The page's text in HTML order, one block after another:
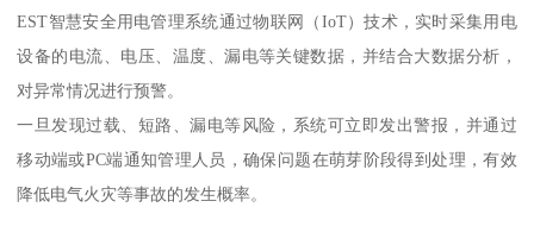
EST智慧安全用电管理系统通过物联网（IoT）技术，实时采集用电
设备的电流、电压、温度、漏电等关键数据，并结合大数据分析，
对异常情况进行预警。
一旦发现过载、短路、漏电等风险，系统可立即发出警报，并通过
移动端或PC端通知管理人员，确保问题在萌芽阶段得到处理，有效
降低电气火灾等事故的发生概率。